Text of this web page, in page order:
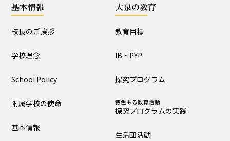
基本情報
探究プログラムの実践
生活団活動
行事と生活団活動の実践
基本情報
校長のご挨拶
学校理念
School Policy
附属学校の使命
基本情報
大泉の教育
教育目標
IB・PYP
探究プログラム
特色ある教育活動
探究プログラムの実践
生活団活動